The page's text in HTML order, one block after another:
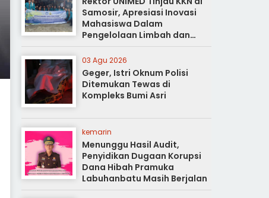
Samosir, Apresiasi Inovasi
Mahasiswa Dalam
Pengelolaan Limbah dan
Pertanian Ramah Lingkungan
03 Agu 2026
Geger, Istri Oknum Polisi
Ditemukan Tewas di
Kompleks Bumi Asri
kemarin
Menunggu Hasil Audit,
Penyidikan Dugaan Korupsi
Dana Hibah Pramuka
Labuhanbatu Masih Berjalan